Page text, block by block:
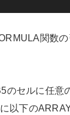
関数
のセルに任意
以下の